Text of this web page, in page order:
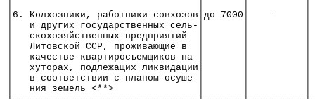
│6. Колхозники, работники совхозов│до 7000│    -
│   и других государственных сель-│       │
│   скохозяйственных предприятий  │       │
│   Литовской ССР, проживающие в  │       │
│   качестве квартиросъемщиков на │       │
│   хуторах, подлежащих ликвидации│       │
│   в соответствии с планом осуше-│       │
│   ния земель <**>               │       │